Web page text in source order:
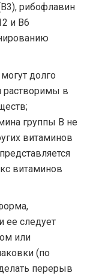
рибофлавин
и B6
долго
растворимы в
группы В не
витаминов
витаминов
ее следует
или
(по
перерыв